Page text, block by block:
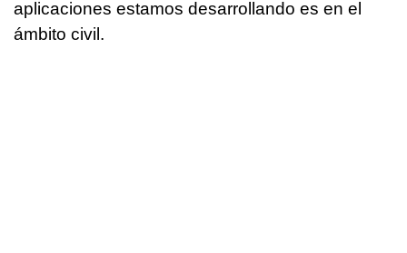
aplicaciones estamos desarrollando es en el
ámbito civil.